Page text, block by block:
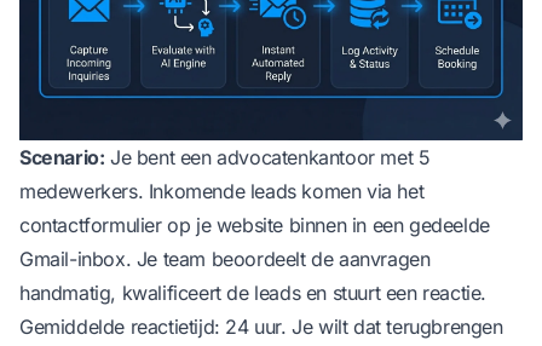
Scenario: Je bent een advocatenkantoor met 5
medewerkers. Inkomende leads komen via het
contactformulier op je website binnen in een gedeelde
Gmail-inbox. Je team beoordeelt de aanvragen
handmatig, kwalificeert de leads en stuurt een reactie.
Gemiddelde reactietijd: 24 uur. Je wilt dat terugbrengen